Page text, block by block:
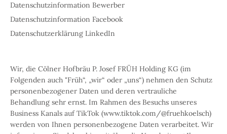
Datenschutzinformation Bewerber
Datenschutzinformation Facebook
Datenschutzerklärung LinkedIn
Wir, die Cölner Hofbräu P. Josef FRÜH Holding KG (im
Folgenden auch "Früh“, „wir“ oder „uns“) nehmen den Schutz
personenbezogener Daten und deren vertrauliche
Behandlung sehr ernst. Im Rahmen des Besuchs unseres
Business Kanals auf TikTok (www.tiktok.com/@fruehkoelsch)
werden von Ihnen personenbezogene Daten verarbeitet. Wir